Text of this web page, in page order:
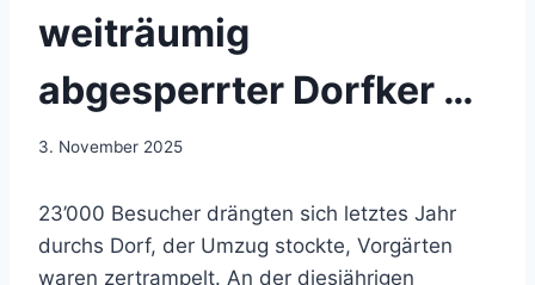
weiträumig
abgesperrter Dorfker …
3. November 2025
23’000 Besucher drängten sich letztes Jahr
durchs Dorf, der Umzug stockte, Vorgärten
waren zertrampelt. An der diesjährigen